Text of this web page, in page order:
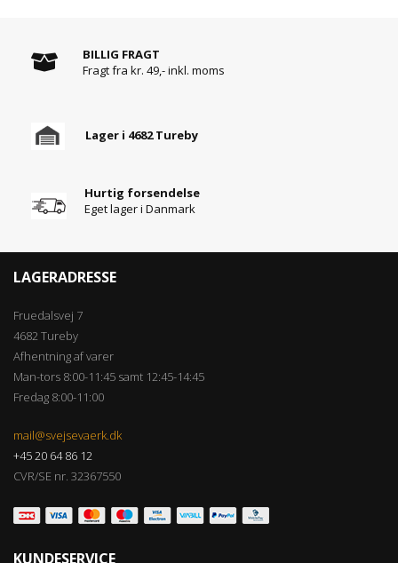
BILLIG FRAGT
Fragt fra kr. 49,- inkl. moms
Lager i 4682 Tureby
Hurtig forsendelse
Eget lager i Danmark
LAGERADRESSE
Fruedalsvej 7
4682 Tureby
Afhentning af varer
Man-tors 8:00-11:45 samt 12:45-14:45
Fredag 8:00-11:00
mail@svejsevaerk.dk
+45 20 64 86 12
CVR/SE nr. 32367550
KUNDESERVICE